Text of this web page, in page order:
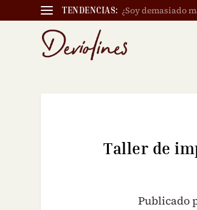
TENDENCIAS: ¿Soy demasiado
Taller de
Publicado